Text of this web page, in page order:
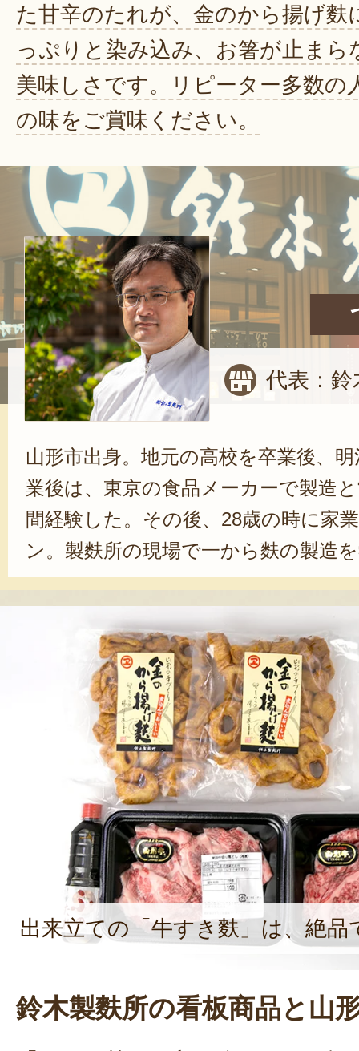
た甘辛のたれが、金のから揚げ麩
っぷりと染み込み、お箸が止まら
美味しさです。リピーター多数の
の味をご賞味ください。
代表：鈴
山形市出身。地元の高校を卒業後、
業後は、東京の食品メーカーで製造
間経験した。その後、28歳の時に家
ン。製麩所の現場で一から麩の製造
手メーカーだったこともあり、当初
いもあったが、「小さいころから食
好き！」という気持ちが鈴木代表の
えている。「麩はニッチな商品、オ
いとだめ」と語り、常に時代の変化
品の開発に取り組んでいる。「手作
る分、うちの麩は品質が良い。香ば
料理して食べる時に美味しいかどう
の立場で商品作りに向き合っている。
出来立ての「牛すき麩」は、絶品
鈴木製麩所の看板商品と山